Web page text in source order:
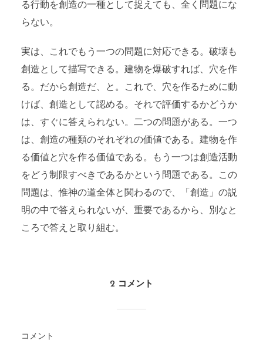
る行動を創造の一種として捉えても、全く問題にな
らない。
実は、これでもう一つの問題に対応できる。破壊も
創造として描写できる。建物を爆破すれば、穴を作
る。だから創造だ、と。これで、穴を作るために動
けば、創造として認める。それで評価するかどうか
は、すぐに答えられない。二つの問題がある。一つ
は、創造の種類のそれぞれの価値である。建物を作
る価値と穴を作る価値である。もう一つは創造活動
をどう制限すべきであるかという問題である。この
問題は、惟神の道全体と関わるので、「創造」の説
明の中で答えられないが、重要であるから、別なと
ころで答えと取り組む。
2 コメント
コメント